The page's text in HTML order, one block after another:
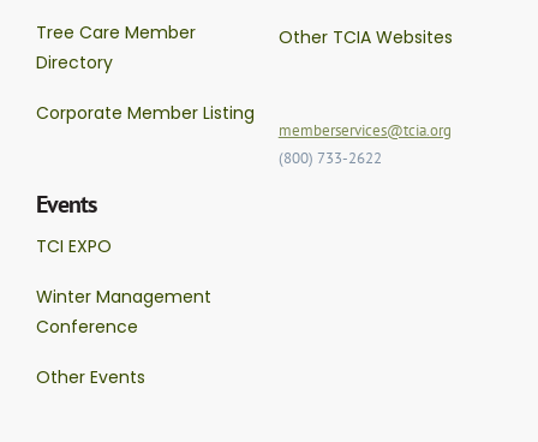
Tree Care Member
Directory
Corporate Member Listing
Events
TCI EXPO
Winter Management
Conference
Other Events
Other TCIA Websites
memberservices@tcia.org
(800) 733-2622